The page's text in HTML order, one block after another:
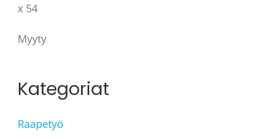
x 54
Myyty
Kategoriat
Raapetyö